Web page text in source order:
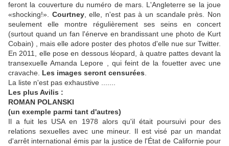
feront la couverture du numéro de mars. L'Angleterre se la joue
«shocking!». Courtney, elle, n'est pas à un scandale près. Non
seulement elle montre régulièrement ses seins en concert
(surtout quand un fan l'énerve en brandissant une photo de Kurt
Cobain) , mais elle adore poster des photos d'elle nue sur Twitter.
En 2011, elle pose en dessous léopard, à quatre pattes devant la
transexuelle Amanda Lepore , qui feint de la fouetter avec une
cravache. Les images seront censurées
La liste n'est pas exhaustive .......
Les plus Avilis :
ROMAN POLANSKI
(un exemple parmi tant d'autres)
Il a fuit les USA en 1978 alors qu'il était poursuivi pour des
relations sexuelles avec une mineur. Il est visé par un mandat
d'arrêt international émis par la justice de l'État de Californie pour